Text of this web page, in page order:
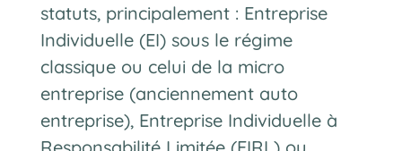
statuts, principalement : Entreprise
Individuelle (EI) sous le régime
classique ou celui de la micro
entreprise (anciennement auto
entreprise), Entreprise Individuelle à